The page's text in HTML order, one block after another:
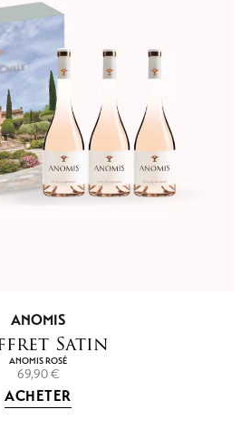
ANOMIS
Satin
ANOMIS ROSÉ
69,90€
ACHETER